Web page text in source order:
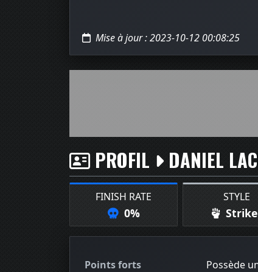
Mise à jour : 2023-10-12 00:08:25
PROFIL DANIEL
FINISH RATE
0%
STYLE
Points forts
Possède